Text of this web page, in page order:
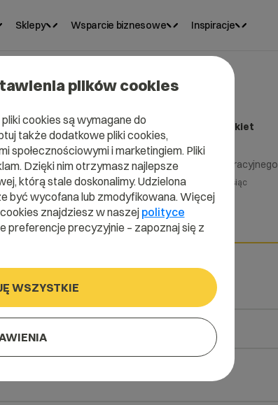
Sklepy Wsparcie biznesowe Inspiracje
– pakiet
administracyjne – pakiet
Jump
administracyjnego Plan wsparcia administracyjnego
00
miesiąc 399 00
miesiąc
plików cookies
cookies są wymagane do
także dodatkowe pliki cookies,
społecznościowymi i marketingiem. Pliki
Dzięki nim otrzymasz najlepsze
którą stale doskonalimy. Udzielona
być wycofana lub zmodyfikowana. Więcej
znajdziesz w naszejpolityce
preferencje precyzyjnie – zapoznaj się z
WSZYSTKIE